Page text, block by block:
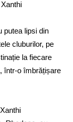
putea lipsi din
cluburilor, pe
la fiecare
într-o îmbrățișare